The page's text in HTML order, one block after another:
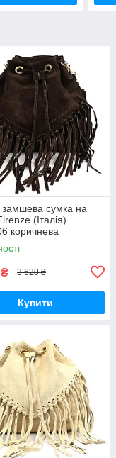
сумка на
(Італія)
коричнева
₴ 3 620 ₴
Купити